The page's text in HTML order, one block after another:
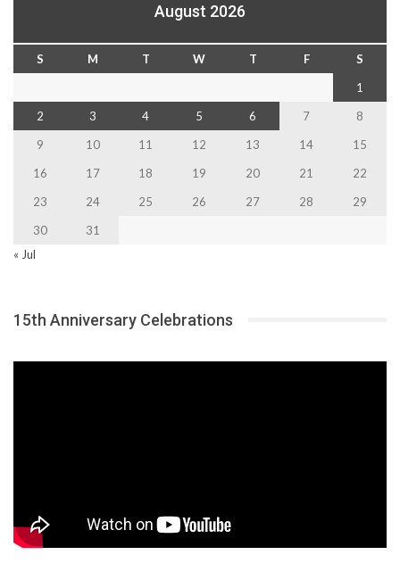
August 2026
S M T W T F
S
1
2
3 4 5 6 7
8
9
10 11 12 13 14
15
16
17 18 19 20 21
22
23
24 25 26 27 28
29
30
31
« Jul
15th Anniversary Celebrations